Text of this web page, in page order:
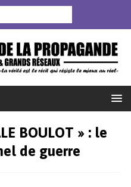
BOULOT » : le
de guerre